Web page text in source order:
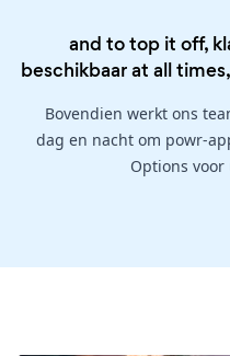
and to top it off,
beschikbaar at all
Bovendien werkt ons
dag en nacht om powr-
Options